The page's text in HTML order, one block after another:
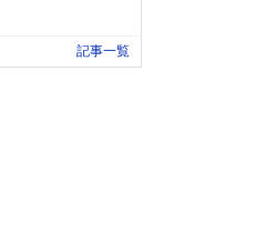
記事一覧